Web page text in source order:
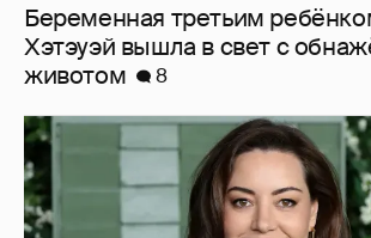
Беременная третьим
Хэтэуэй вышла в свет с
животом
8